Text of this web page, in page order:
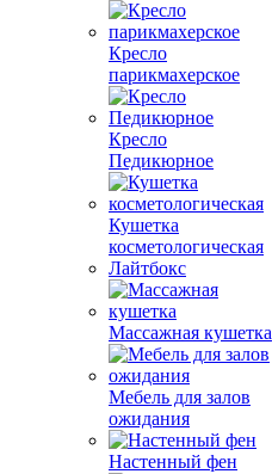
Кресло
парикмахерское
Кресло
Педикюрное
Кушетка
косметологическая
Лайтбокс
Массажная кушетка
Мебель для залов
ожидания
Настенный фен